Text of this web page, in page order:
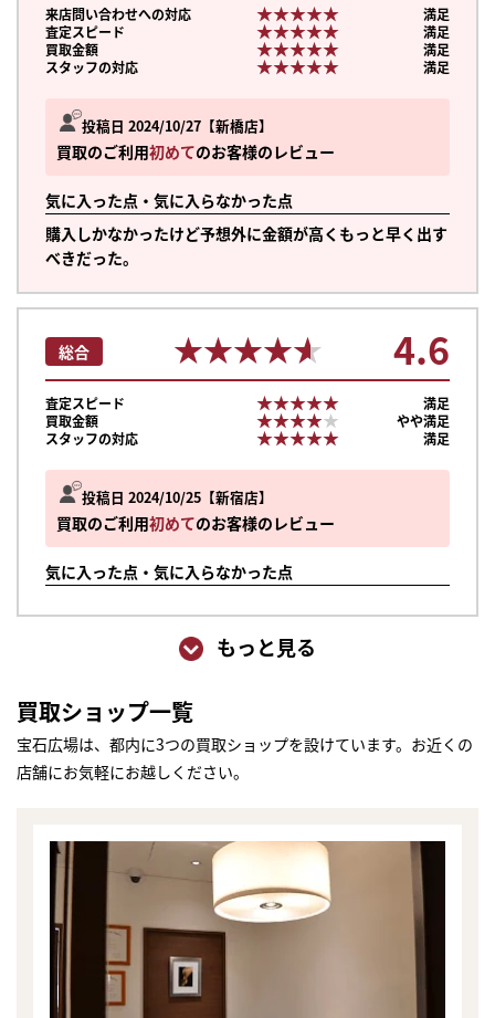
投稿日 2024/10/27 新橋店
買取のご利用初めてのお客様のレビュー
気に入った点・気に入らなかった点
購入しかなかったけど予想外に金額が高くもっと早く出す
べきだった。
来店問い合わせへの対応 ★★★★★
★★★★★
満足
査定スピード
★★★★★
★★★★★
満足
買取金額
★★★★★
★★★★★
満足
スタッフの対応
★★★★★
★★★★★ 満足
投稿日 2024/10/25 新宿店
買取のご利用初めてのお客様のレビュー
気に入った点・気に入らなかった点
総合 ★★★★★
★★★★★ 4.6
査定スピード ★★★★★
★★★★★
満足
買取金額
★★★★★
★★★★★
やや満足
スタッフの対応
★★★★★
★★★★★ 満足
もっと見る
買取ショップ一覧
宝石広場は、都内に3つの買取ショップを設けています。お近くの
店舗にお気軽にお越しください。
かんたん30秒でお試し査定